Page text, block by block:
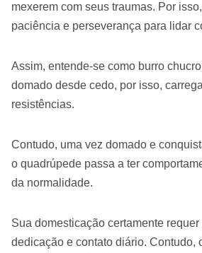
mexerem com seus traumas. Por
paciência e perseverança para lidar
Assim, entende-se como burro
domado desde cedo, por isso,
resistências.
Contudo, uma vez domado e
o quadrúpede passa a ter
da normalidade.
Sua domesticação certamente
dedicação e contato diário. Contudo,